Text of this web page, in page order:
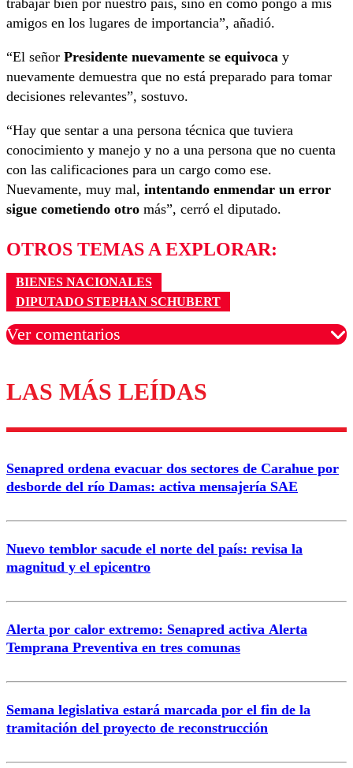
amigos en los lugares de importancia”, añadió.
“El señor Presidente nuevamente se equivoca y
nuevamente demuestra que no está preparado para tomar
decisiones relevantes”, sostuvo.
“Hay que sentar a una persona técnica que tuviera
conocimiento y manejo y no a una persona que no cuenta
con las calificaciones para un cargo como ese.
Nuevamente, muy mal, intentando enmendar un error
sigue cometiendo otro más”, cerró el diputado.
OTROS TEMAS A EXPLORAR:
BIENES NACIONALES
DIPUTADO STEPHAN SCHUBERT
Ver comentarios
Los comentarios son moderados para garantizar un
diálogo respetuoso.
Nombre
Correo
LAS MÁS LEÍDAS
Senapred ordena evacuar dos sectores de Carahue por
desborde del río Damas: activa mensajería SAE
Nuevo temblor sacude el norte del país: revisa la
magnitud y el epicentro
Alerta por calor extremo: Senapred activa Alerta
Temprana Preventiva en tres comunas
Semana legislativa estará marcada por el fin de la
tramitación del proyecto de reconstrucción